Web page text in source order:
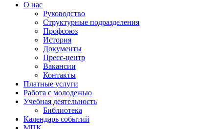
О нас
Руководство
Структурные подразделения
Профсоюз
История
Документы
Пресс-центр
Вакансии
Контакты
Платные услуги
Работа с молодежью
Учебная деятельность
Библиотека
Календарь событий